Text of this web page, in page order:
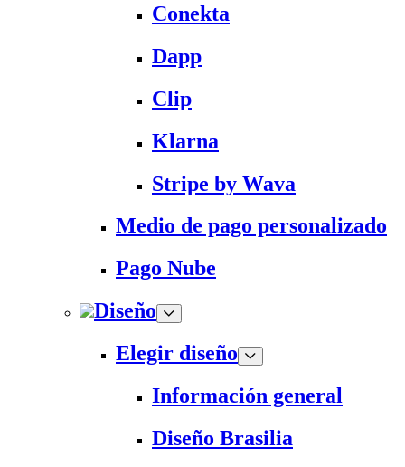
Conekta
Dapp
Clip
Klarna
Stripe by Wava
Medio de pago personalizado
Pago Nube
Diseño
Elegir diseño
Información general
Diseño Brasilia